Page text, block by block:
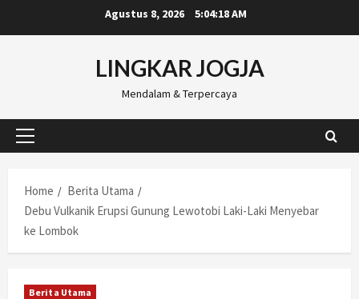
to
Agustus 8, 2026 5:04:19 AM
LINGKAR JOGJA
Mendalam & Terpercaya
Primary
Home
Berita Utama
Debu Vulkanik Erupsi Gunung Lewotobi Laki-Laki Menyebar
ke Lombok
Berita Utama